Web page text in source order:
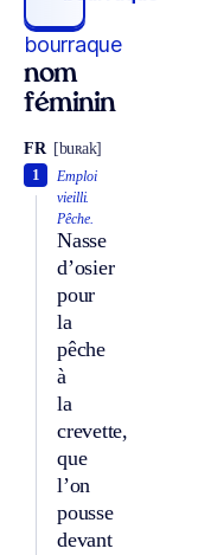
bourraque
nom
féminin
FR [buʀak]
Emploi
vieilli.
Pêche.
Nasse
d’osier
pour
la
pêche
à
la
crevette,
que
l’on
pousse
devant
1